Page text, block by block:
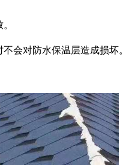
会对防水保温层造成损坏。